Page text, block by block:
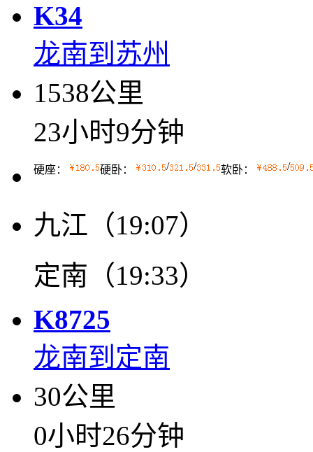
K34
龙南到苏州
1538公里
23小时9分钟
硬座： 硬卧： / / 软卧： /
九江（19:07）
定南（19:33）
K8725
龙南到定南
30公里
0小时26分钟